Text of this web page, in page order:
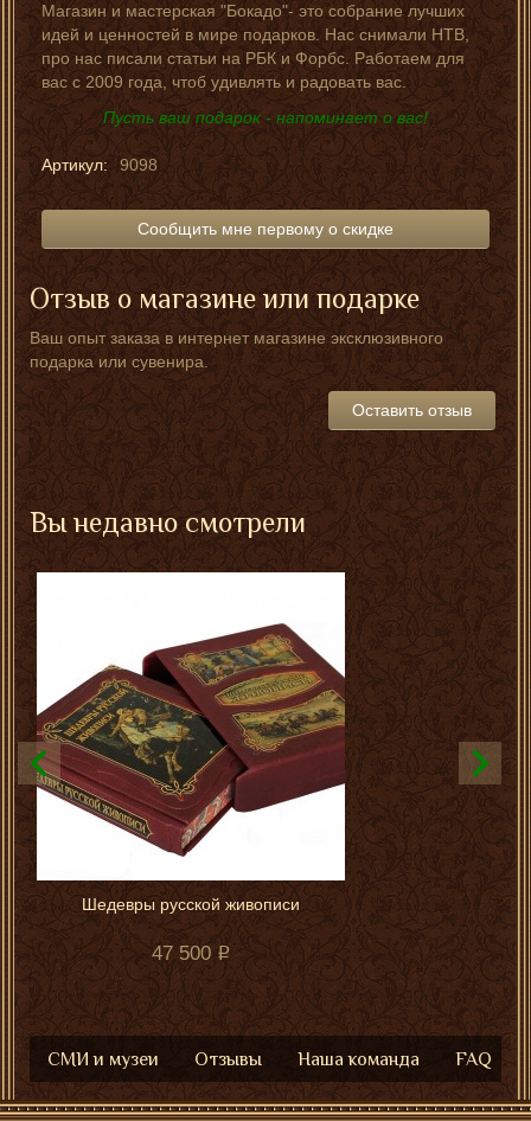
Магазин и мастерская "Бокадо"- это собрание лучших
идей и ценностей в мире подарков. Нас снимали НТВ,
про нас писали статьи на РБК и Форбс. Работаем для
вас с 2009 года, чтоб удивлять и радовать вас.
Пусть ваш подарок - напоминает о вас!
Артикул: 9098
Сообщить мне первому о скидке
Отзыв о магазине или подарке
Ваш опыт заказа в интернет магазине эксклюзивного
подарка или сувенира.
Оставить отзыв
Вы недавно смотрели
Шедевры русской живописи
47 500
СМИ и музеи Отзывы Наша команда FAQ